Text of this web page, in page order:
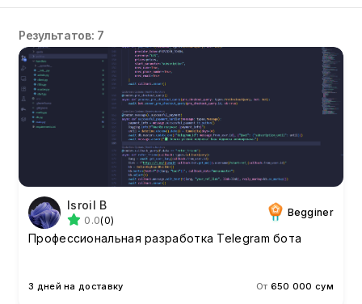
Результатов: 7
Isroil B
0.0(0)
Begginer
Профессиональная разработка Telegram бота
3 дней на доставку От 650 000 сум